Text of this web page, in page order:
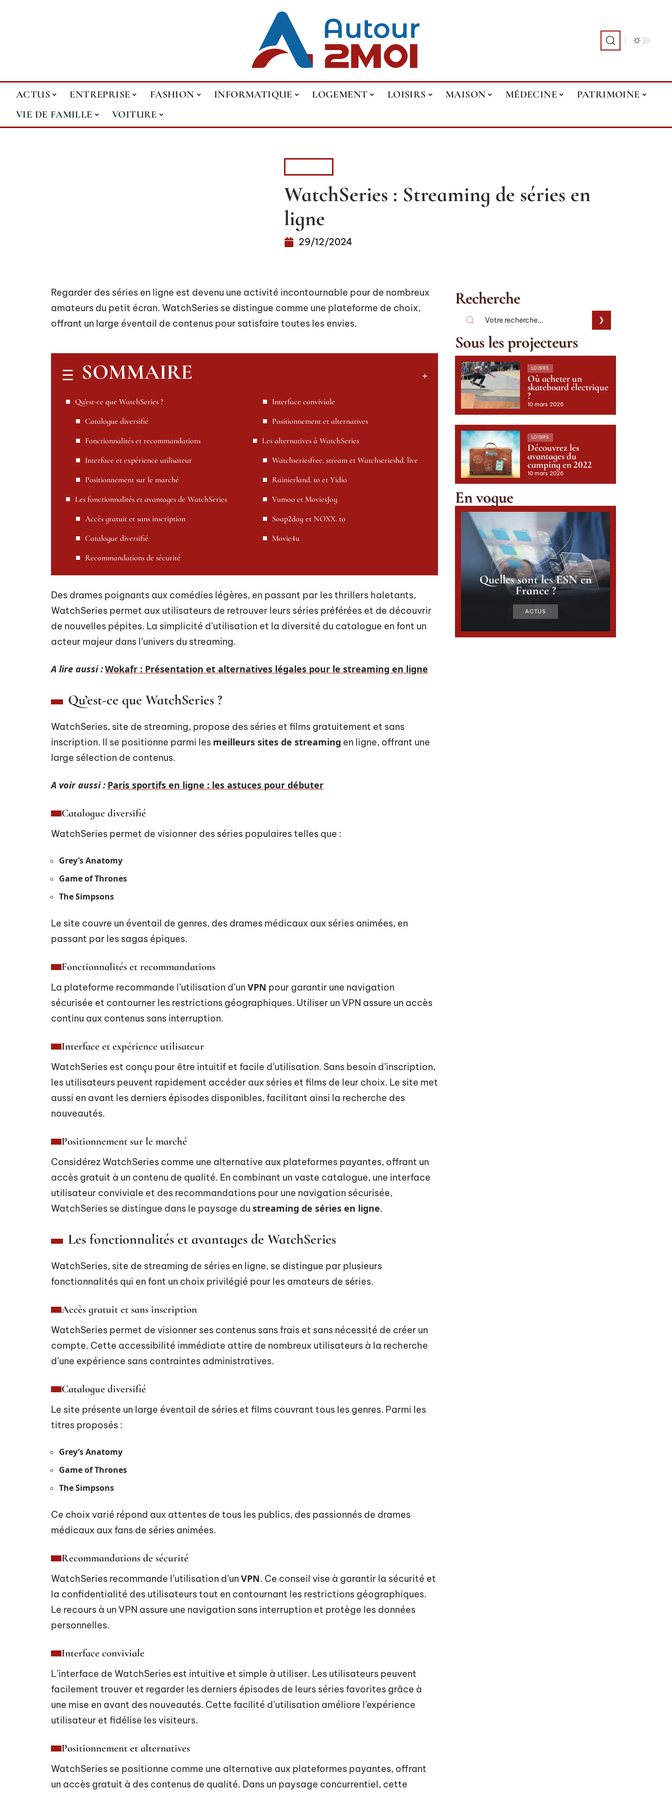
ACTUS ENTREPRISE FASHION INFORMATIQUE LOGEMENT LOISIRS MAISON MÉDECINE
PATRIMOINE
VIE DE FAMILLE
VOITURE
WatchSeries : Streaming de séries en
ligne
29/12/2024
Regarder des séries en ligne est devenu une activité incontournable pour de nombreux
amateurs du petit écran. WatchSeries se distingue comme une plateforme de choix,
offrant un large éventail de contenus pour satisfaire toutes les envies.
SOMMAIRE
Qu’est-ce que WatchSeries ?
Catalogue diversifié
Fonctionnalités et recommandations
Interface et expérience utilisateur
Positionnement sur le marché
Les fonctionnalités et avantages de WatchSeries
Accès gratuit et sans inscription
Catalogue diversifié
Recommandations de sécurité
Interface conviviale
Positionnement et alternatives
Les alternatives à WatchSeries
Watchseriesfree. stream et Watchserieshd. live
Rainierland. to et Yidio
Vumoo et MoviesJoy
Soap2day et NOXX. to
Movie4u
Des drames poignants aux comédies légères, en passant par les thrillers haletants,
WatchSeries permet aux utilisateurs de retrouver leurs séries préférées et de découvrir
de nouvelles pépites. La simplicité d’utilisation et la diversité du catalogue en font un
acteur majeur dans l’univers du streaming.
A lire aussi :Wokafr : Présentation et alternatives légales pour le streaming en ligne
Qu’est-ce que WatchSeries ?
WatchSeries, site de streaming, propose des séries et films gratuitement et sans
inscription. Il se positionne parmi les meilleurs sites de streaming en ligne, offrant une
large sélection de contenus.
A voir aussi : Paris sportifs en ligne : les astuces pour débuter
Catalogue diversifié
WatchSeries permet de visionner des séries populaires telles que :
Grey’s Anatomy
Game of Thrones
The Simpsons
Le site couvre un éventail de genres, des drames médicaux aux séries animées, en
passant par les sagas épiques.
Fonctionnalités et recommandations
La plateforme recommande l’utilisation d’un VPN pour garantir une navigation
sécurisée et contourner les restrictions géographiques. Utiliser un VPN assure un accès
continu aux contenus sans interruption.
Interface et expérience utilisateur
WatchSeries est conçu pour être intuitif et facile d’utilisation. Sans besoin d’inscription,
les utilisateurs peuvent rapidement accéder aux séries et films de leur choix. Le site met
aussi en avant les derniers épisodes disponibles, facilitant ainsi la recherche des
nouveautés.
Positionnement sur le marché
Considérez WatchSeries comme une alternative aux plateformes payantes, offrant un
accès gratuit à un contenu de qualité. En combinant un vaste catalogue, une interface
utilisateur conviviale et des recommandations pour une navigation sécurisée,
WatchSeries se distingue dans le paysage du streaming de séries en ligne.
Les fonctionnalités et avantages de WatchSeries
WatchSeries, site de streaming de séries en ligne, se distingue par plusieurs
fonctionnalités qui en font un choix privilégié pour les amateurs de séries.
Accès gratuit et sans inscription
WatchSeries permet de visionner ses contenus sans frais et sans nécessité de créer un
compte. Cette accessibilité immédiate attire de nombreux utilisateurs à la recherche
d’une expérience sans contraintes administratives.
Catalogue diversifié
Le site présente un large éventail de séries et films couvrant tous les genres. Parmi les
titres proposés :
Grey’s Anatomy
Game of Thrones
The Simpsons
Ce choix varié répond aux attentes de tous les publics, des passionnés de drames
médicaux aux fans de séries animées.
Recommandations de sécurité
WatchSeries recommande l’utilisation d’un VPN. Ce conseil vise à garantir la sécurité et
la confidentialité des utilisateurs tout en contournant les restrictions géographiques.
Le recours à un VPN assure une navigation sans interruption et protège les données
personnelles.
Interface conviviale
L’interface de WatchSeries est intuitive et simple à utiliser. Les utilisateurs peuvent
facilement trouver et regarder les derniers épisodes de leurs séries favorites grâce à
une mise en avant des nouveautés. Cette facilité d’utilisation améliore l’expérience
utilisateur et fidélise les visiteurs.
Positionnement et alternatives
WatchSeries se positionne comme une alternative aux plateformes payantes, offrant
un accès gratuit à des contenus de qualité. Dans un paysage concurrentiel, cette
Recherche
Sous les projecteurs
LOISIRS
Où acheter un
skateboard électrique
?
10 mars 2026
LOISIRS
Découvrez les
avantages du
camping en 2022
10 mars 2026
En vogue
Quelles sont les ESN en
France ?
ACTUS